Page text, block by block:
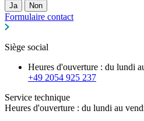
Ja Non
Formulaire contact
Siège social
Heures d'ouverture : du lundi
+49 2054 925 237
Service technique
Heures d'ouverture : du lundi au